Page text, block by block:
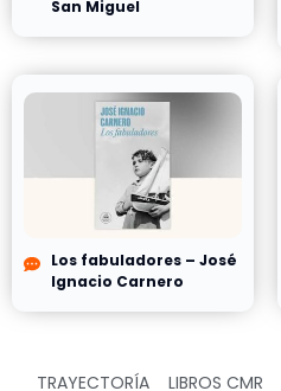
San Miguel
Los fabuladores – José
Ignacio Carnero
TRAYECTORÍA LIBROS CMR